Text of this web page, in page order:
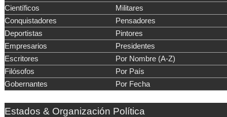
Científicos
Militares
Conquistadores
Pensadores
Deportistas
Pintores
Empresarios
Presidentes
Escritores
Por Nombre (A-Z)
Filósofos
Por País
Gobernantes
Por Fecha
Estados & Organización Política